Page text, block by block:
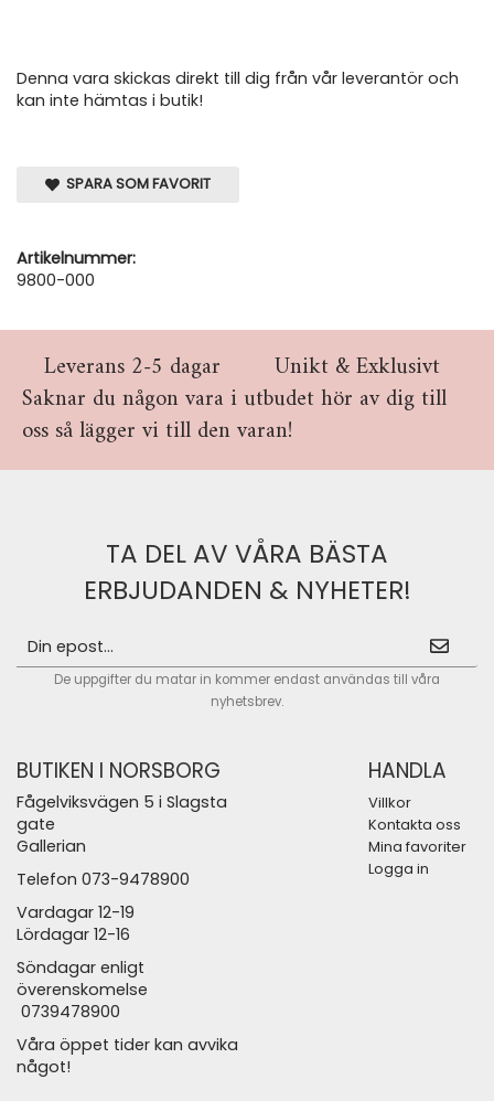
Denna vara skickas direkt till dig från vår leverantör och
kan inte hämtas i butik!
SPARA SOM FAVORIT
Artikelnummer:
9800-000
Leverans 2-5 dagar
Unikt & Exklusivt
Saknar du någon vara i utbudet hör av dig till
oss så lägger vi till den varan!
TA DEL AV VÅRA BÄSTA
ERBJUDANDEN & NYHETER!
De uppgifter du matar in kommer endast användas till våra
nyhetsbrev.
BUTIKEN I NORSBORG
Fågelviksvägen 5 i Slagsta
gate
Gallerian
Telefon 073-9478900
Vardagar 12-19
Lördagar 12-16
Söndagar enligt
överenskomelse
0739478900
Våra öppet tider kan avvika
något!
HANDLA
Villkor
Kontakta oss
Mina favoriter
Logga in